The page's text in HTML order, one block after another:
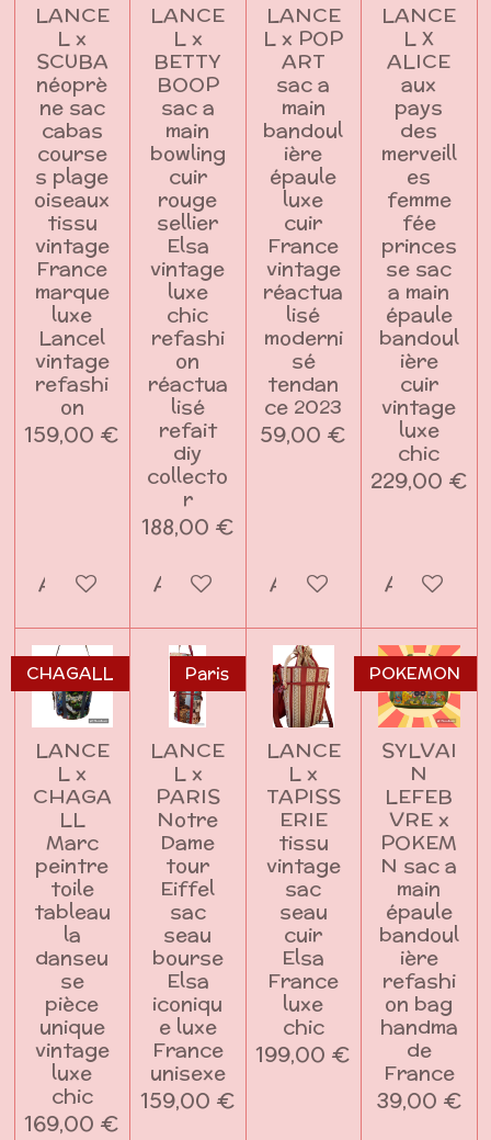
LANCE
L x
SCUBA
néoprè
ne sac
cabas
course
s plage
oiseaux
tissu
vintage
France
marque
luxe
Lancel
vintage
refashi
on
159,00 €
Ajouter au panier
LANCE
L x
BETTY
BOOP
sac a
main
bowling
cuir
rouge
sellier
Elsa
vintage
luxe
chic
refashi
on
réactua
lisé
refait
diy
collecto
r
188,00 €
Ajouter au panier
LANCE
L x POP
ART
sac a
main
bandoul
ière
épaule
luxe
cuir
France
vintage
réactua
lisé
moderni
sé
tendan
ce 2023
59,00 €
Ajouter au panier
LANCE
L X
ALICE
aux
pays
des
merveill
es
femme
fée
princes
se sac
a main
épaule
bandoul
ière
cuir
vintage
luxe
chic
229,00 €
Ajouter
CHAGALL
LANCE
L x
CHAGA
LL
Marc
peintre
toile
tableau
la
danseu
se
pièce
unique
vintage
luxe
chic
169,00 €
Paris
LANCE
L x
PARIS
Notre
Dame
tour
Eiffel
sac
seau
bourse
Elsa
iconiqu
e luxe
France
unisexe
159,00 €
LANCE
L x
TAPISS
ERIE
tissu
vintage
sac
seau
cuir
Elsa
France
luxe
chic
199,00 €
POKEMON
SYLVAI
N
LEFEB
VRE x
POKEM
N sac a
main
épaule
bandoul
ière
refashi
on bag
handma
de
France
39,00 €